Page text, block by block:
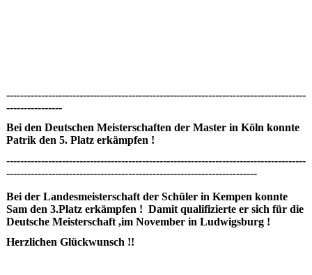
--------------------------------------------------------------------------------------
----------------
Bei den Deutschen Meisterschaften der Master in Köln konnte
Patrik den 5. Platz erkämpfen !
--------------------------------------------------------------------------------------
------------------------------------------------------------------------
Bei der Landesmeisterschaft der Schüler in Kempen konnte
Sam den 3.Platz erkämpfen ! Damit qualifizierte er sich für die
Deutsche Meisterschaft ,im November in Ludwigsburg !
Herzlichen Glückwunsch !!